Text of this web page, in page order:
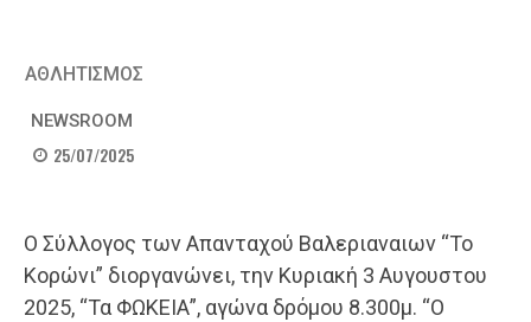
ΑΘΛΗΤΙΣΜΟΣ
NEWSROOM
25/07/2025
Ο Σύλλογος των Απανταχού Βαλεριαναιων “Το
Κορώνι” διοργανώνει, την Κυριακή 3 Αυγουστου
2025, “Τα ΦΩΚΕΙΑ”, αγώνα δρόμου 8.300μ. “Ο